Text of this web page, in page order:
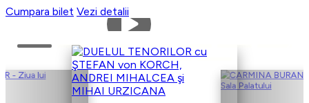
Cumpara bilet Vezi detalii